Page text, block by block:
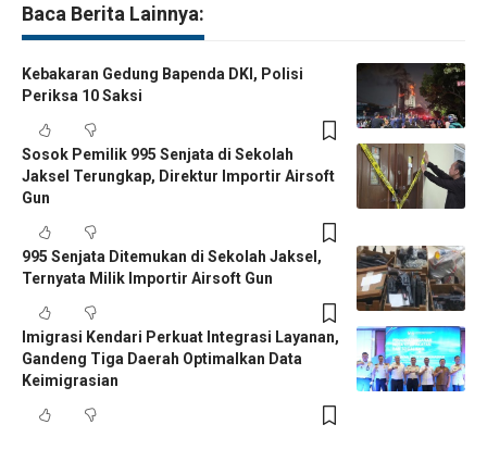
Baca Berita Lainnya:
Kebakaran Gedung Bapenda DKI, Polisi
Periksa 10 Saksi
Sosok Pemilik 995 Senjata di Sekolah
Jaksel Terungkap, Direktur Importir Airsoft
Gun
995 Senjata Ditemukan di Sekolah Jaksel,
Ternyata Milik Importir Airsoft Gun
Imigrasi Kendari Perkuat Integrasi Layanan,
Gandeng Tiga Daerah Optimalkan Data
Keimigrasian